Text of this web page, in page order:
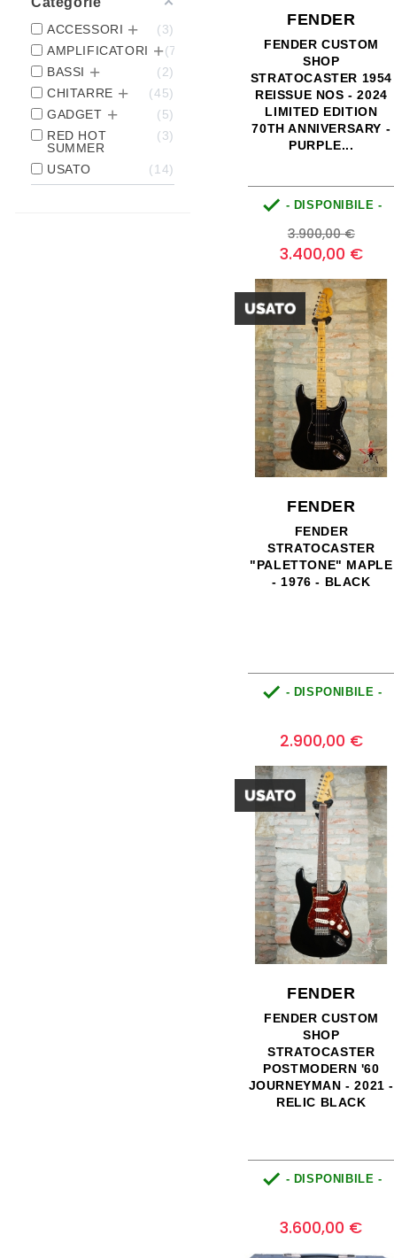
ACCESSORI
3
AMPLIFICATORI
7
BASSI
2
CHITARRE
45
GADGET
5
RED HOT
SUMMER
3
USATO 14
FENDER
FENDER CUSTOM
SHOP
STRATOCASTER 1954
REISSUE NOS - 2024
LIMITED EDITION
70TH ANNIVERSARY -
PURPLE...
 - DISPONIBILE -
Prezzo
base
3.900,00 €Prezzo
3.400,00 €
FENDER
FENDER
STRATOCASTER
"PALETTONE" MAPLE
- 1976 - BLACK
 - DISPONIBILE -
2.900,00 €
FENDER
FENDER CUSTOM
SHOP
STRATOCASTER
POSTMODERN '60
JOURNEYMAN - 2021 -
RELIC BLACK
 - DISPONIBILE -
3.600,00 €